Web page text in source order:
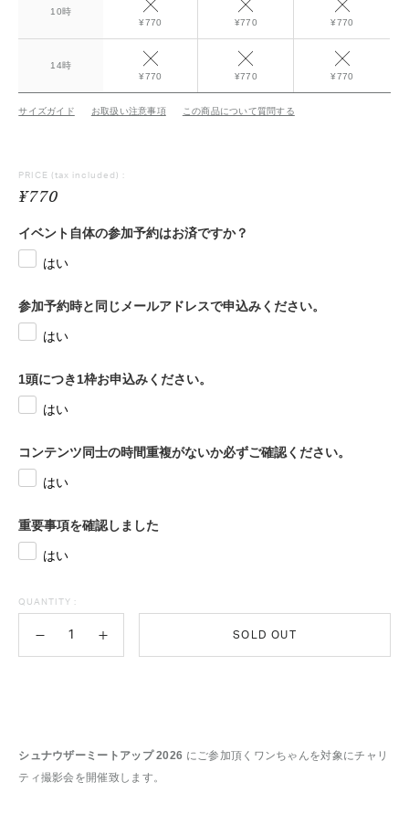
10時
¥770
¥770 ¥770
14時
¥770
¥770 ¥770
サイズガイド お取扱い注意事項 この商品について質問する
PRICE (tax included) :
¥770
イベント自体の参加予約はお済ですか？
はい
参加予約時と同じメールアドレスで申込みください。
はい
1頭につき1枠お申込みください。
はい
コンテンツ同士の時間重複がないか必ずご確認ください。
はい
重要事項を確認しました
はい
QUANTITY :
SOLD OUT
シュナウザーミートアップ 2026 にご参加頂くワンちゃんを対象にチャリ
ティ撮影会を開催致します。